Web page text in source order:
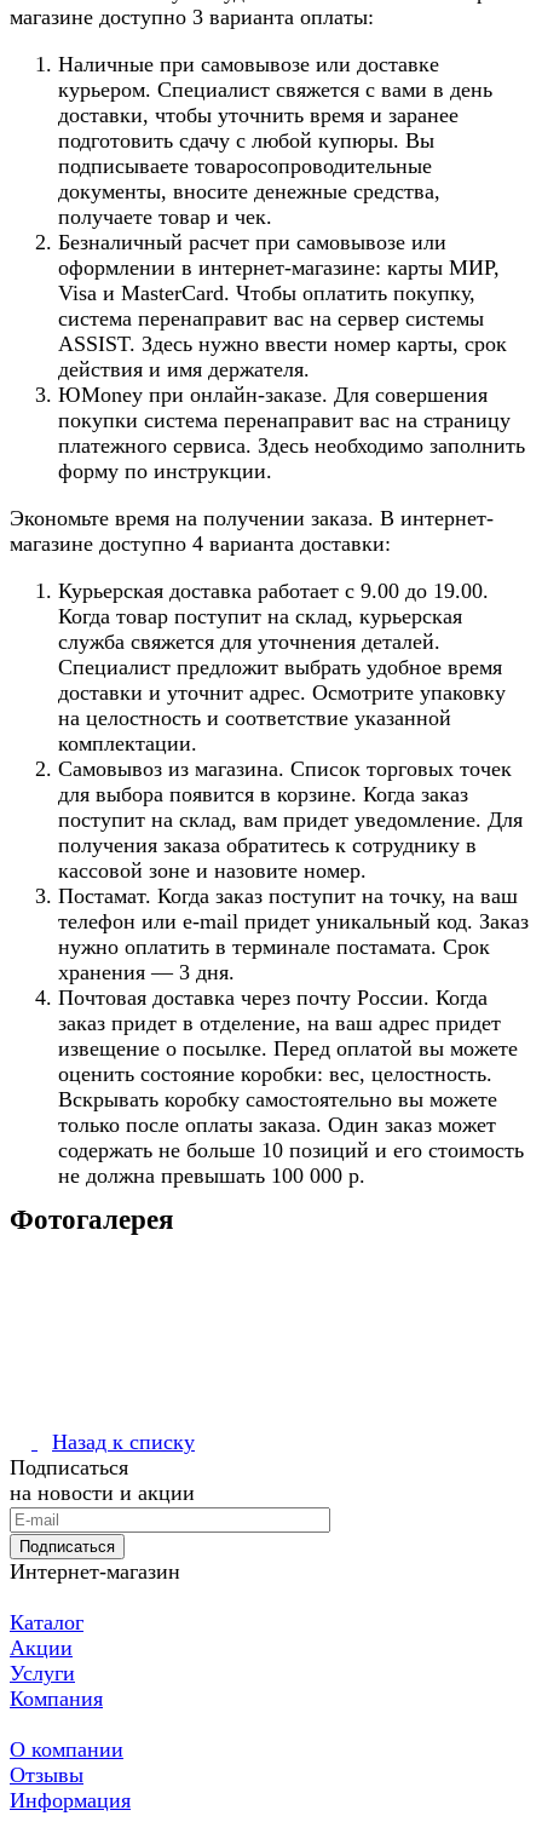
магазине доступно 3 варианта оплаты:
Наличные при самовывозе или доставке
курьером. Специалист свяжется с вами в день
доставки, чтобы уточнить время и заранее
подготовить сдачу с любой купюры. Вы
подписываете товаросопроводительные
документы, вносите денежные средства,
получаете товар и чек.
Безналичный расчет при самовывозе или
оформлении в интернет-магазине: карты МИР,
Visa и MasterCard. Чтобы оплатить покупку,
система перенаправит вас на сервер системы
ASSIST. Здесь нужно ввести номер карты, срок
действия и имя держателя.
ЮMoney при онлайн-заказе. Для совершения
покупки система перенаправит вас на страницу
платежного сервиса. Здесь необходимо заполнить
форму по инструкции.
Экономьте время на получении заказа. В интернет-
магазине доступно 4 варианта доставки:
Курьерская доставка работает с 9.00 до 19.00.
Когда товар поступит на склад, курьерская
служба свяжется для уточнения деталей.
Специалист предложит выбрать удобное время
доставки и уточнит адрес. Осмотрите упаковку
на целостность и соответствие указанной
комплектации.
Самовывоз из магазина. Список торговых точек
для выбора появится в корзине. Когда заказ
поступит на склад, вам придет уведомление. Для
получения заказа обратитесь к сотруднику в
кассовой зоне и назовите номер.
Постамат. Когда заказ поступит на точку, на ваш
телефон или e-mail придет уникальный код. Заказ
нужно оплатить в терминале постамата. Срок
хранения — 3 дня.
Почтовая доставка через почту России. Когда
заказ придет в отделение, на ваш адрес придет
извещение о посылке. Перед оплатой вы можете
оценить состояние коробки: вес, целостность.
Вскрывать коробку самостоятельно вы можете
только после оплаты заказа. Один заказ может
содержать не больше 10 позиций и его стоимость
не должна превышать 100 000 р.
Фотогалерея
Назад к списку
Подписаться
на новости и акции
Подписаться
Интернет-магазин
Каталог
Акции
Услуги
Компания
О компании
Отзывы
Информация